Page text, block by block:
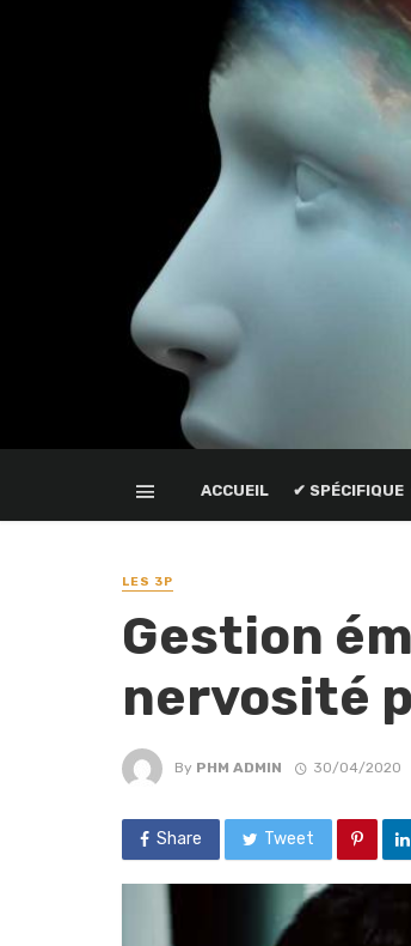
ACCUEIL ✔ SPÉCIFIQUE
LES 3P
Gestion
nervosité
By PHM ADMIN 30/04/2020
Share Tweet